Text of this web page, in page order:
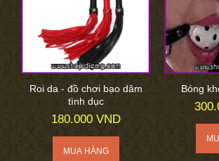
Roi da - đồ chơi bạo dâm
tình dục
180.000 VND
Bóng